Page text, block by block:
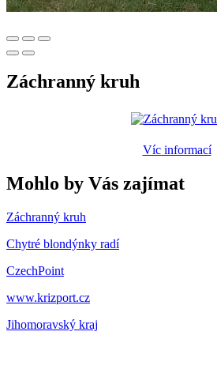
Záchranný kruh
Víc informací
Mohlo by Vás zajímat
Záchranný kruh
Chytré blondýnky radí
CzechPoint
www.krizport.cz
Jihomoravský kraj